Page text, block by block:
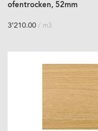
ofentrocken, 52mm
3’210.00 / m3